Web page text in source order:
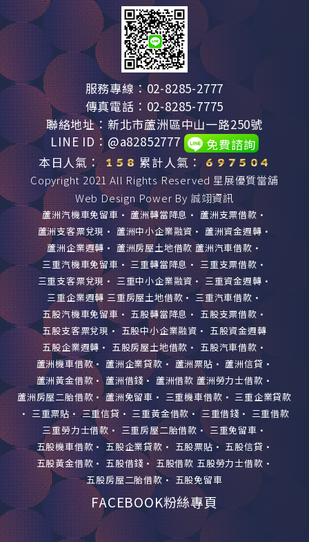
服務專線：02-8285-2777
傳真電話：02-8285-7775
聯絡地址：新北市蘆洲區中山一路250號
LINE ID：@a82852777
免費諮詢
本日人氣：
累計人氣：
Copyright 2021 All Rights Reserved星展優質當舖
Web Design Power By 誠翊資訊
蘆洲汽機車免留車 •蘆洲轉當降息 • 蘆洲支票借款 •
蘆洲支客票兌現 •蘆洲中小企業融資 • 蘆洲資金週轉 •
蘆洲企業週轉 •蘆洲房屋土地借款 蘆洲汽車借款 •
三重汽機車免留車•三重轉當降息•三重支票借款 •
三重支客票兌現•三重中小企業融資•三重資金週轉 •
三重企業週轉 三重房屋土地借款• 三重汽車借款 •
五股汽機車免留車• 五股轉當降息 • 五股支票借款 •
五股支客票兌現 •五股中小企業融資 • 五股資金週轉
五股企業週轉 • 五股房屋土地借款 • 五股汽車借款•
蘆洲機車借款•蘆洲企業貸款 • 蘆洲票貼 •蘆洲信貸 •
蘆洲黃金借款•蘆洲借錢• 蘆洲借款 蘆洲勞力士借款 •
蘆洲房屋二胎借款•蘆洲免留車 • 三重機車借款 • 三重企業貸款
•三重票貼•三重信貸•三重黃金借款•三重借錢 • 三重借款
三重勞力士借款•三重房屋二胎借款 •三重免留車 •
五股機車借款 • 五股企業貸款•五股票貼 • 五股信貸 •
五股黃金借款 • 五股借錢•五股借款 五股勞力士借款 •
五股房屋二胎借款•五股免留車
FACEBOOK粉絲專頁